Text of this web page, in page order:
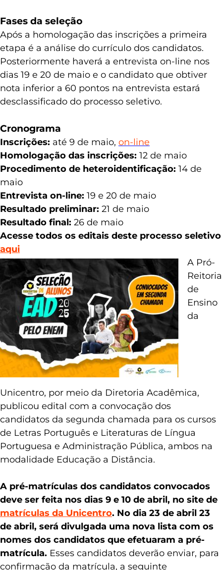
Fases da seleção
Após a homologação das inscrições a primeira
etapa é a análise do currículo dos candidatos.
Posteriormente haverá a entrevista on-line nos
dias 19 e 20 de maio e o candidato que obtiver
nota inferior a 60 pontos na entrevista estará
desclassificado do processo seletivo.
Cronograma
Inscrições: até 9 de maio, on-line
Homologação das inscrições: 12 de maio
Procedimento de heteroidentificação: 14 de
maio
Entrevista on-line: 19 e 20 de maio
Resultado preliminar: 21 de maio
Resultado final: 26 de maio
Acesse todos os editais deste processo seletivo
aqui
A Pró-
Reitoria
de
Ensino
da
Unicentro, por meio da Diretoria Acadêmica,
publicou edital com a convocação dos
candidatos da segunda chamada para os cursos
de Letras Português e Literaturas de Língua
Portuguesa e Administração Pública, ambos na
modalidade Educação a Distância.
A pré-matrículas dos candidatos convocados
deve ser feita nos dias 9 e 10 de abril, no site de
matrículas da Unicentro. No dia 23 de abril 23
de abril, será divulgada uma nova lista com os
nomes dos candidatos que efetuaram a pré-
matrícula. Esses candidatos deverão enviar, para
confirmação da matrícula, a seguinte